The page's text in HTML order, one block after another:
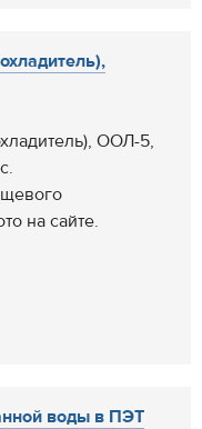
ООЛ-5,
на сайте.
воды в ПЭТ